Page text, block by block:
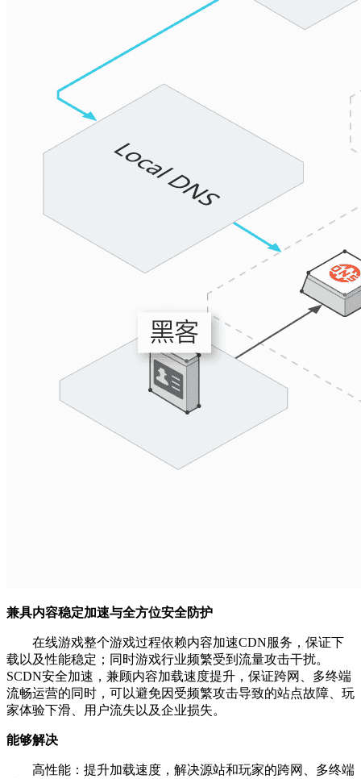
兼具内容稳定加速与全方位安全防护
在线游戏整个游戏过程依赖内容加速CDN服务，保证下
载以及性能稳定；同时游戏行业频繁受到流量攻击干扰。
SCDN安全加速，兼顾内容加载速度提升，保证跨网、多终端
流畅运营的同时，可以避免因受频繁攻击导致的站点故障、玩
家体验下滑、用户流失以及企业损失。
能够解决
高性能：提升加载速度，解决源站和玩家的跨网、多终端